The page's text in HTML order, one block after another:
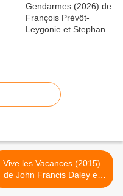
Vive les Vacances (2015)
de John Francis Daley et
Jonathan M. Goldstein >